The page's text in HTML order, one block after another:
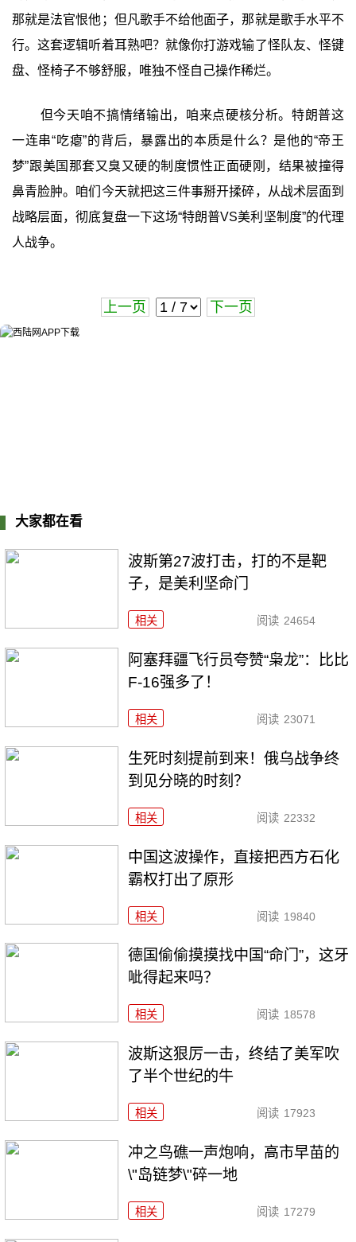
那就是法官恨他；但凡歌手不给他面子，那就是歌手水平不
行。这套逻辑听着耳熟吧？就像你打游戏输了怪队友、怪键
盘、怪椅子不够舒服，唯独不怪自己操作稀烂。
但今天咱不搞情绪输出，咱来点硬核分析。特朗普这
一连串“吃瘪”的背后，暴露出的本质是什么？是他的“帝王
梦”跟美国那套又臭又硬的制度惯性正面硬刚，结果被撞得
鼻青脸肿。咱们今天就把这三件事掰开揉碎，从战术层面到
战略层面，彻底复盘一下这场“特朗普VS美利坚制度”的代理
人战争。
上一页 下一页
大家都在看
波斯第27波打击，打的不是靶
子，是美利坚命门
相关 阅读 24654
阿塞拜疆飞行员夸赞“枭龙”：比比
F-16强多了！
相关 阅读 23071
生死时刻提前到来！俄乌战争终
到见分晓的时刻？
相关 阅读 22332
中国这波操作，直接把西方石化
霸权打出了原形
相关 阅读 19840
德国偷偷摸摸找中国“命门”，这牙
呲得起来吗？
相关 阅读 18578
波斯这狠厉一击，终结了美军吹
了半个世纪的牛
相关 阅读 17923
冲之鸟礁一声炮响，高市早苗的
\"岛链梦\"碎一地
相关 阅读 17279